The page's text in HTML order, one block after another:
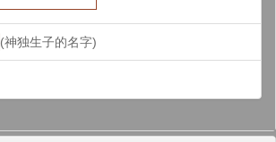
(神独生子的名字)